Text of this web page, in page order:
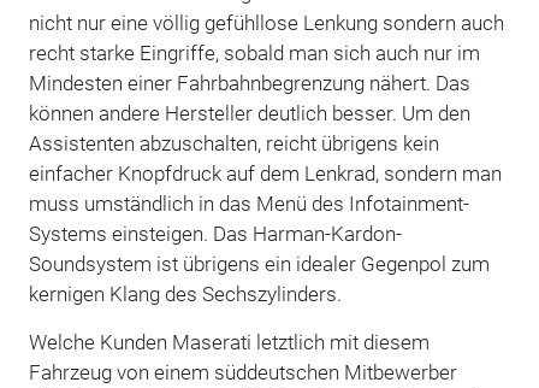
nicht nur eine völlig gefühllose Lenkung sondern auch
recht starke Eingriffe, sobald man sich auch nur im
Mindesten einer Fahrbahnbegrenzung nähert. Das
können andere Hersteller deutlich besser. Um den
Assistenten abzuschalten, reicht übrigens kein
einfacher Knopfdruck auf dem Lenkrad, sondern man
muss umständlich in das Menü des Infotainment-
Systems einsteigen. Das Harman-Kardon-
Soundsystem ist übrigens ein idealer Gegenpol zum
kernigen Klang des Sechszylinders.
Welche Kunden Maserati letztlich mit diesem
Fahrzeug von einem süddeutschen Mitbewerber